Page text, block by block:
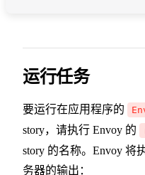
运行任务
要运行在应用程序的
story，请执行 Envoy 的
story 的名称。Envoy 将
务器的输出：